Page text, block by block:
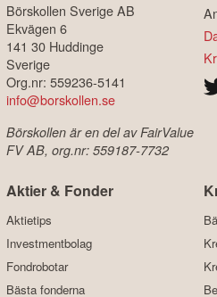
Börskollen Sverige AB
Ekvägen 6
141 30 Huddinge
Sverige
Org.nr: 559236-5141
info@borskollen.se
Börskollen är en del av FairValue
FV AB, org.nr: 559187-7732
Aktier & Fonder
Aktietips
Investmentbolag
Fondrobotar
Bästa fonderna